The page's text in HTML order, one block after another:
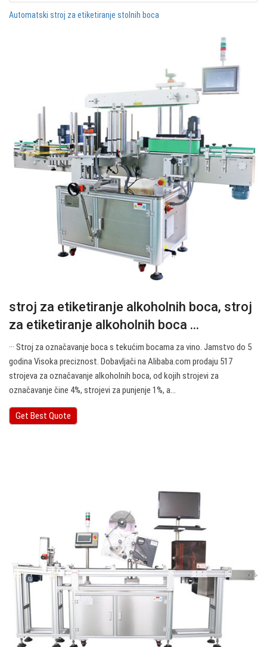
Automatski stroj za etiketiranje stolnih boca
stroj za etiketiranje alkoholnih boca, stroj
za etiketiranje alkoholnih boca ...
··· Stroj za označavanje boca s tekućim bocama za vino. Jamstvo do 5
godina Visoka preciznost. Dobavljači na Alibaba.com prodaju 517
strojeva za označavanje alkoholnih boca, od kojih strojevi za
označavanje čine 4%, strojevi za punjenje 1%, a…
Get Best Quote